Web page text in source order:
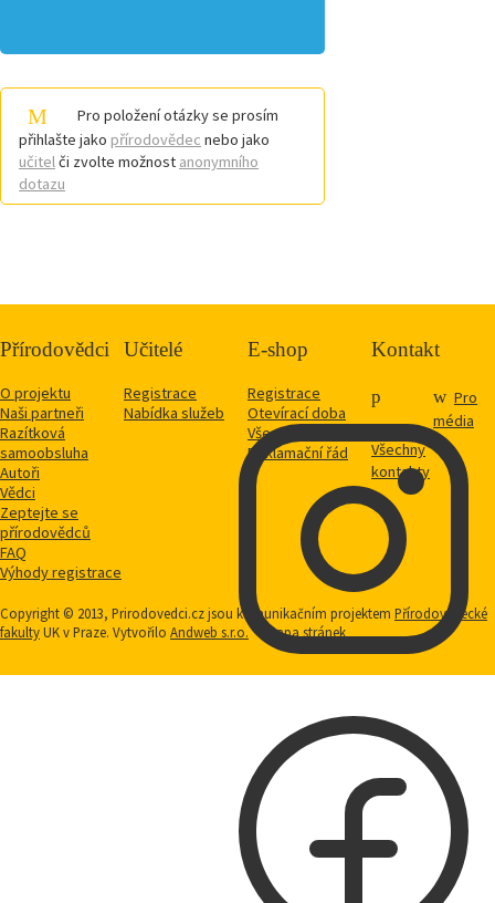
Pro položení otázky se prosím
přihlašte jako přírodovědec nebo jako
učitelči zvolte možnost anonymního
dotazu
Přírodovědci
O projektu
Naši partneři
Razítková
samoobsluha
Autoři
Vědci
Zeptejte se
přírodovědců
FAQ
Výhody registrace
Učitelé
Registrace
Nabídka služeb
E-shop
Registrace
Otevírací doba
Vše o nákupu
Reklamační řád
Kontakt
Všechny
kontakty
Pro
média
Copyright © 2013, Prirodovedci.cz jsou komunikačním projektem Přírodovědecké
fakultyUK v Praze. Vytvořilo Andweb s.r.o. Mapa stránek